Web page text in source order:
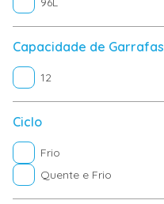
Áudio
Capacidade de Garrafas
12
Ciclo
Frio
Quente e Frio